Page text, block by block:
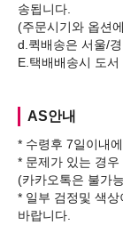
송됩니다.
(주문시기와 옵션
d.퀵배송은 서울/
AS안내
* 수령후 7일이내
* 문제가 있는 경
(카카오톡은 불가
* 일부 검정및 색
바랍니다.